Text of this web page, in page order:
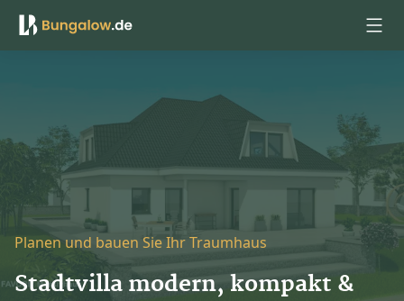
Planen und bauen Sie Ihr Traumhaus
Stadtvilla modern, kompakt &